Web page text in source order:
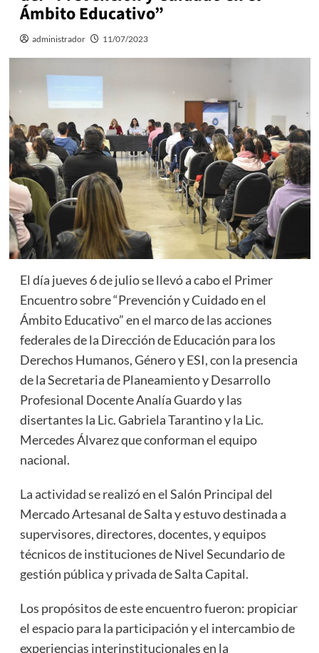
Ámbito Educativo”
administrador 11/07/2023
El día jueves 6 de julio se llevó a cabo el Primer
Encuentro sobre “Prevención y Cuidado en el
Ámbito Educativo” en el marco de las acciones
federales de la Dirección de Educación para los
Derechos Humanos, Género y ESI, con la presencia
de la Secretaria de Planeamiento y Desarrollo
Profesional Docente Analía Guardo y las
disertantes la Lic. Gabriela Tarantino y la Lic.
Mercedes Álvarez que conforman el equipo
nacional.
La actividad se realizó en el Salón Principal del
Mercado Artesanal de Salta y estuvo destinada a
supervisores, directores, docentes, y equipos
técnicos de instituciones de Nivel Secundario de
gestión pública y privada de Salta Capital.
Los propósitos de este encuentro fueron: propiciar
el espacio para la participación y el intercambio de
experiencias interinstitucionales en la